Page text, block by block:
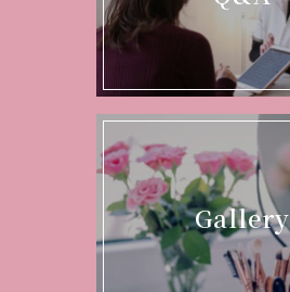
Gallery